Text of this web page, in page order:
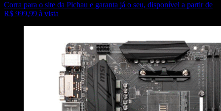
Corra para o site da Pichau e garanta já o seu, disponível a partir de
R$ 999,99 à vista